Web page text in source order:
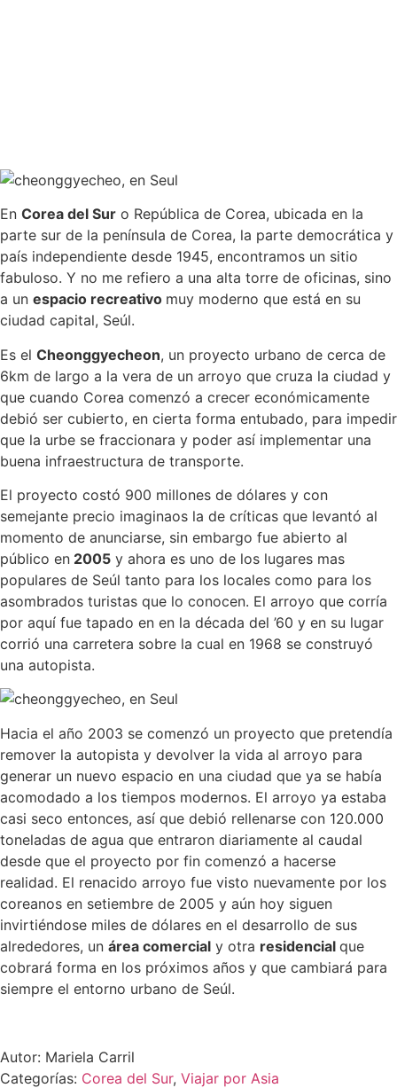
En Corea del Sur o República de Corea, ubicada en la
parte sur de la península de Corea, la parte democrática y
país independiente desde 1945, encontramos un sitio
fabuloso. Y no me refiero a una alta torre de oficinas, sino
a un espacio recreativo muy moderno que está en su
ciudad capital, Seúl.
Es el Cheonggyecheon, un proyecto urbano de cerca de
6km de largo a la vera de un arroyo que cruza la ciudad y
que cuando Corea comenzó a crecer económicamente
debió ser cubierto, en cierta forma entubado, para impedir
que la urbe se fraccionara y poder así implementar una
buena infraestructura de transporte.
El proyecto costó 900 millones de dólares y con
semejante precio imaginaos la de críticas que levantó al
momento de anunciarse, sin embargo fue abierto al
público en 2005 y ahora es uno de los lugares mas
populares de Seúl tanto para los locales como para los
asombrados turistas que lo conocen. El arroyo que corría
por aquí fue tapado en en la década del ’60 y en su lugar
corrió una carretera sobre la cual en 1968 se construyó
una autopista.
Hacia el año 2003 se comenzó un proyecto que pretendía
remover la autopista y devolver la vida al arroyo para
generar un nuevo espacio en una ciudad que ya se había
acomodado a los tiempos modernos. El arroyo ya estaba
casi seco entonces, así que debió rellenarse con 120.000
toneladas de agua que entraron diariamente al caudal
desde que el proyecto por fin comenzó a hacerse
realidad. El renacido arroyo fue visto nuevamente por los
coreanos en setiembre de 2005 y aún hoy siguen
invirtiéndose miles de dólares en el desarrollo de sus
alrededores, un área comercial y otra residencial que
cobrará forma en los próximos años y que cambiará para
siempre el entorno urbano de Seúl.
Autor: Mariela Carril
Categorías: Corea del Sur, Viajar por Asia